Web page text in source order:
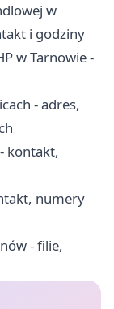
w
i godziny
w Tarnowie -
- adres,
kontakt,
numery
- filie,